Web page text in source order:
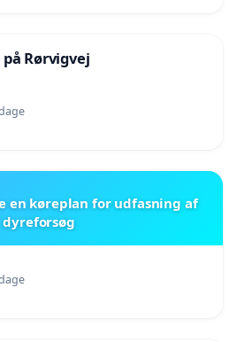
Rørvigvej
en køreplan for udfasning af
dyreforsøg